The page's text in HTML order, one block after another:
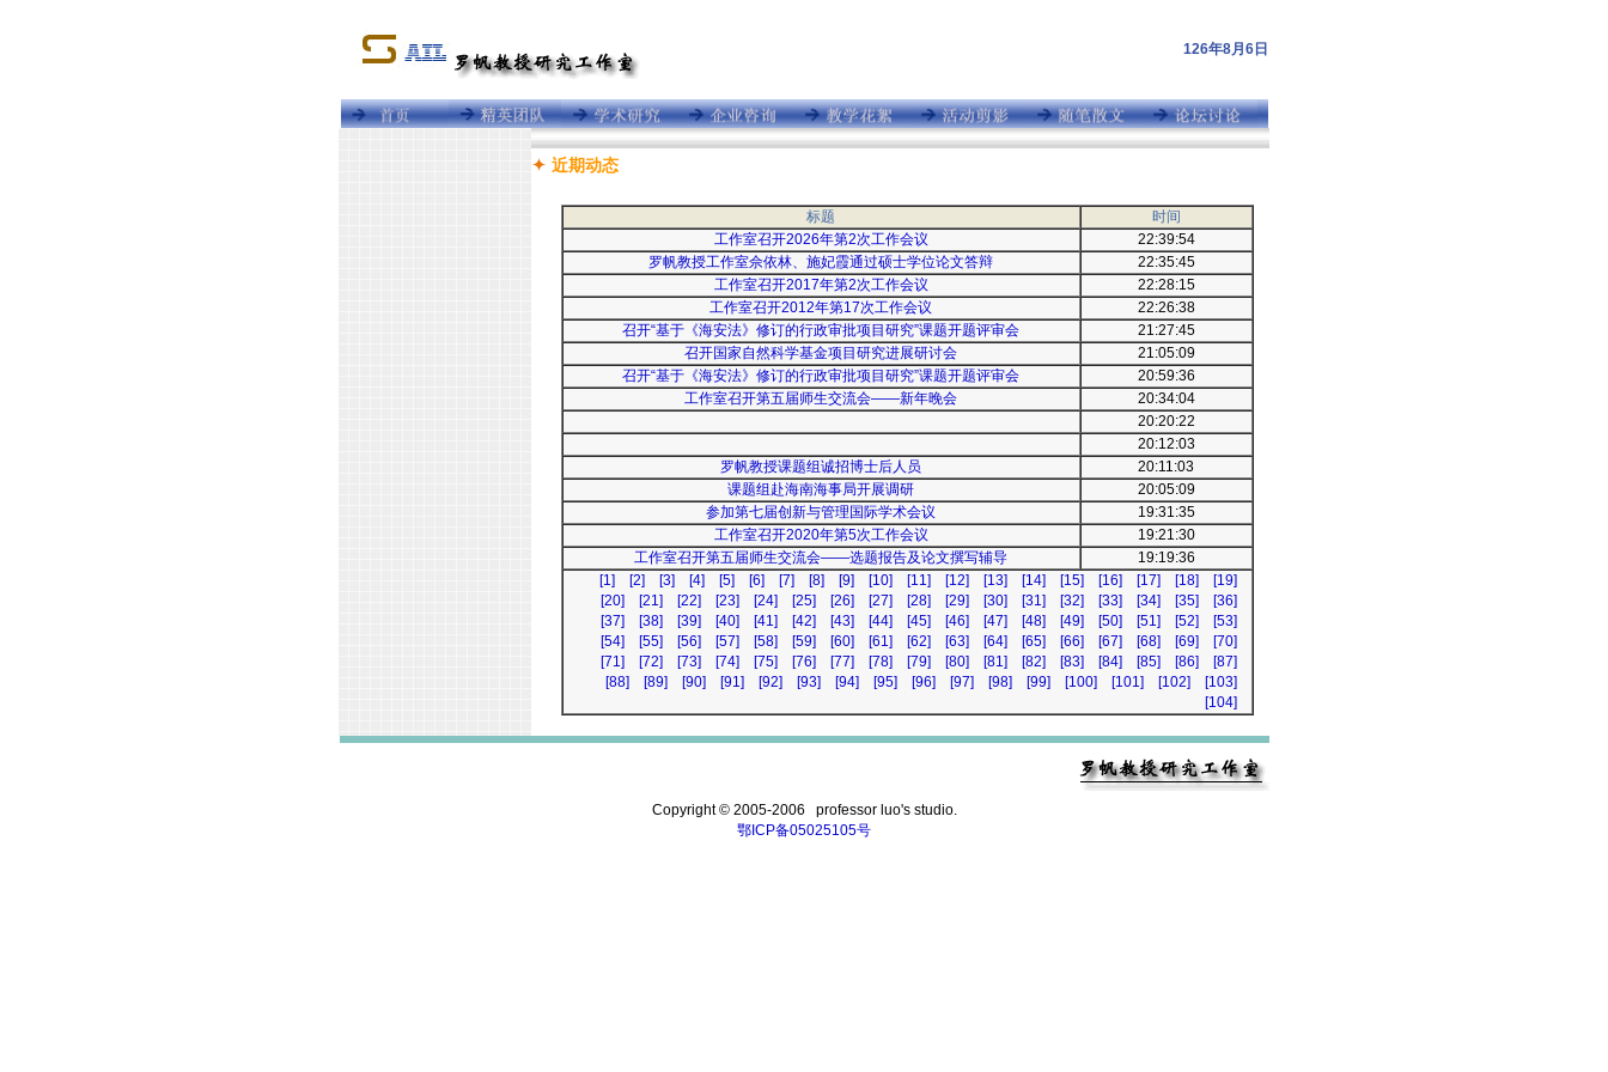
126年8月6日
近期动态
标题
时间
工作室召开2026年第2次工作会议
22:39:54
罗帆教授工作室佘依林、施妃霞通过硕士学位论文答辩
22:35:45
工作室召开2017年第2次工作会议
22:28:15
工作室召开2012年第17次工作会议
22:26:38
召开“基于《海安法》修订的行政审批项目研究”课题开题评审会
21:27:45
召开国家自然科学基金项目研究进展研讨会
21:05:09
召开“基于《海安法》修订的行政审批项目研究”课题开题评审会
20:59:36
工作室召开第五届师生交流会——新年晚会
20:34:04
20:20:22
20:12:03
罗帆教授课题组诚招博士后人员
20:11:03
课题组赴海南海事局开展调研
20:05:09
参加第七届创新与管理国际学术会议
19:31:35
工作室召开2020年第5次工作会议
19:21:30
工作室召开第五届师生交流会——选题报告及论文撰写辅导
19:19:36
[1]
[2] [3] [4] [5] [6] [7] [8] [9] [10] [11] [12] [13] [14] [15] [16] [17] [18]
[19]
[20]
[21] [22] [23] [24] [25] [26] [27] [28] [29] [30] [31] [32] [33] [34] [35]
[36]
[37]
[38] [39] [40] [41] [42] [43] [44] [45] [46] [47] [48] [49] [50] [51] [52]
[53]
[54]
[55] [56] [57] [58] [59] [60] [61] [62] [63] [64] [65] [66] [67] [68] [69]
[70]
[71]
[72] [73] [74] [75] [76] [77] [78] [79] [80] [81] [82] [83] [84] [85] [86]
[87]
[88]
[89] [90] [91] [92] [93] [94] [95] [96] [97] [98] [99] [100] [101] [102]
[103]
[104]
Copyright © 2005-2006 professor luo's studio.
鄂ICP备05025105号